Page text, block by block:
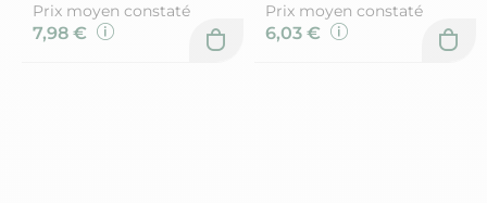
Prix moyen constaté
7,98 €
Prix moyen constaté
6,03 €